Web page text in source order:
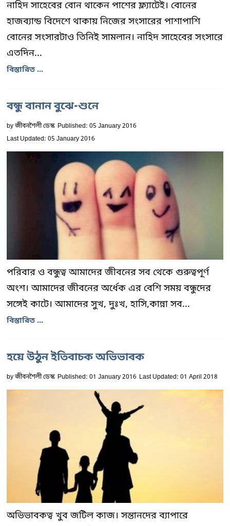
নাহিদ সাহেবের বোন থাকেন পাশের ফ্ল্যাটেই। বোনের
হাজব্যান্ড বিদেশে থাকায় নিজের সংসারের পাশাপাশি
বোনের সংসারটাও তিনিই সামলান। নাহিদ সাহেবের সংসারে
এতদিন...
বিস্তারিত ...
বন্ধু বানান বুঝে-শুনে
byজীবনশৈলী ডেস্ক Published: 05 January 2016
Last Updated: 05 January 2016
পরিবার ও বন্ধুত্ব আমাদের জীবনের সব থেকে গুরুত্বপূর্ণ
অংশ। আমাদের জীবনের অর্ধেক এর বেশি সময় বন্ধুদের
সঙ্গেই কাটে। আমাদের সুখ, দুঃখ, হাসি,কান্না সব...
বিস্তারিত ...
হয়ে উঠুন ইতিবাচক অভিভাবক
byজীবনশৈলী ডেস্ক Published: 01 January 2016 Last Updated: 01 April 2018
অভিভাবকত্ব খুব জটিল কাজ। সন্তানদের ব্যাপারে